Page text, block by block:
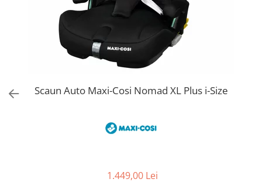
Consultanta Instalare
Jucarii de Sortare
Jucarii de tras
Jucarii din plus
Jucarii muzicale
PAPUSI
Scaun Auto Maxi-Cosi Nomad XL Plus i-Size
1.449,00 Lei